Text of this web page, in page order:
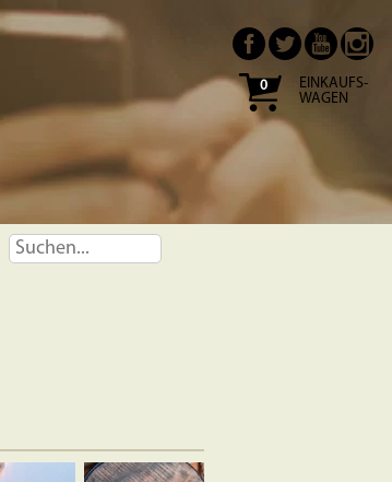
0
EINKAUFS-
WAGEN